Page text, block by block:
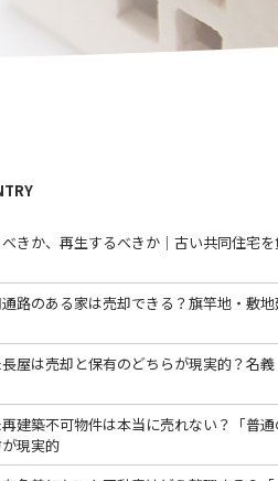
きか、再生するべきか｜古い共同住宅
通路のある家は売却できる？旗竿地・敷
屋は売却と保有のどちらが現実的？名
建築不可物件は本当に売れない？「普
現実的